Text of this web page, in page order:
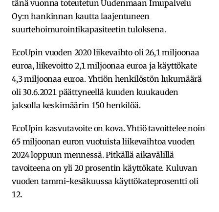
tänä vuonna toteutetun Uudenmaan Imupalvelu
Oy:n hankinnan kautta laajentuneen
suurtehoimurointikapasiteetin tuloksena.
EcoUpin vuoden 2020 liikevaihto oli 26,1 miljoonaa
euroa, liikevoitto 2,1 miljoonaa euroa ja käyttökate
4,3 miljoonaa euroa. Yhtiön henkilöstön lukumäärä
oli 30.6.2021 päättyneellä kuuden kuukauden
jaksolla keskimäärin 150 henkilöä.
EcoUpin kasvutavoite on kova. Yhtiö tavoittelee noin
65 miljoonan euron vuotuista liikevaihtoa vuoden
2024 loppuun mennessä. Pitkällä aikavälillä
tavoiteena on yli 20 prosentin käyttökate. Kuluvan
vuoden tammi-kesäkuussa käyttökateprosentti oli
12.